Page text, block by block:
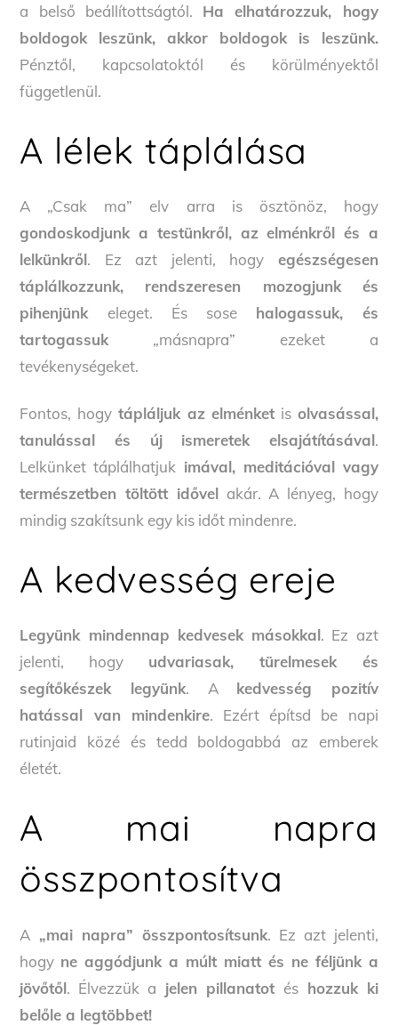
a belső beállítottságtól. Ha elhatározzuk, hogy
boldogok leszünk, akkor boldogok is leszünk.
Pénztől, kapcsolatoktól és körülményektől
függetlenül.
A lélek táplálása
A „Csak ma” elv arra is ösztönöz, hogy
gondoskodjunk a testünkről, az elménkről és a
lelkünkről. Ez azt jelenti, hogy egészségesen
táplálkozzunk, rendszeresen mozogjunk és
pihenjünk eleget. És sose halogassuk, és
tartogassuk„másnapra” ezeket a
tevékenységeket.
Fontos, hogy tápláljuk az elménket is olvasással,
tanulással és új ismeretek elsajátításával.
Lelkünket táplálhatjuk imával, meditációval vagy
természetben töltött idővelakár. A lényeg, hogy
mindig szakítsunk egy kis időt mindenre.
A kedvesség ereje
Legyünk mindennap kedvesek másokkal. Ez azt
jelenti, hogy udvariasak, türelmesek és
segítőkészek legyünk. A kedvesség pozitív
hatással van mindenkire. Ezért építsd be napi
rutinjaid közé és tedd boldogabbá az emberek
életét.
A mai napra
összpontosítva
A „mai napra” összpontosítsunk. Ez azt jelenti,
hogy ne aggódjunk a múlt miatt és ne féljünk a
jövőtől. Élvezzük a jelen pillanatot éshozzuk ki
belőle a legtöbbet!